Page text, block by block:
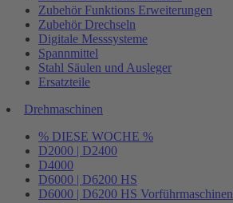
Zubehör Funktions Erweiterungen
Zubehör Drechseln
Digitale Messsysteme
Spannmittel
Stahl Säulen und Ausleger
Ersatzteile
Drehmaschinen
% DIESE WOCHE %
D2000 | D2400
D4000
D6000 | D6200 HS
D6000 | D6200 HS Vorführmaschinen